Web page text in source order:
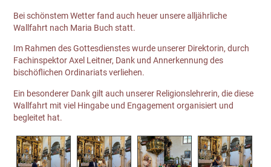
Bei schönstem Wetter fand auch heuer unsere alljährliche
Wallfahrt nach Maria Buch statt.
Im Rahmen des Gottesdienstes wurde unserer Direktorin, durch
Fachinspektor Axel Leitner, Dank und Annerkennung des
bischöflichen Ordinariats verliehen.
Ein besonderer Dank gilt auch unserer Religionslehrerin, die diese
Wallfahrt mit viel Hingabe und Engagement organisiert und
begleitet hat.